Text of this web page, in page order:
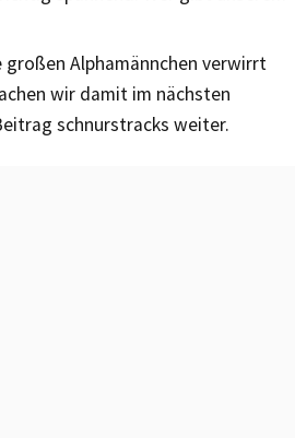
Alphamännchen verwirrt
wir damit im nächsten
schnurstracks weiter.